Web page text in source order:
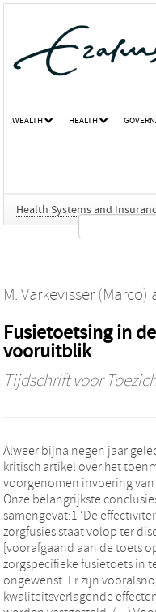
WEALTH HEALTH
Health Systems and
M. Varkevisser (Marco)
Fusietoetsing in
vooruitblik
Tijdschrift voor
Alweer bijna negen jaar
kritisch artikel over het
voorgenomen invoering
Onze belangrijkste
samengevat:1 ‘De
zorgfusies staat volop ter
[voorafgaand aan de toets
zorgspecifieke fusietoets in
ongewenst. Er zijn
kwaliteitsverlagende